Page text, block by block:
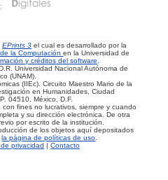
EPrints 3 el cual es desarrollado por la
la Computaciónen la Universidad de
y créditos del software.
Universidad Nacional Autónoma de
(UNAM).
(IIEc). Circuito Maestro Mario de la
en Humanidades, Ciudad
04510, México, D.F.
fines no lucrativos, siempre y cuando
y su dirección electrónica. De otra
por escrito de la institución.
de los objetos aquí depositados
la página de políticas de uso.
privacidad | Contacto